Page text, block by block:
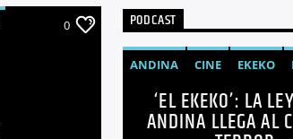
0 PODCAST
ANDINA CINE EKEKO
PELÍCULAS
TENDENCIAS
‘EL EKEKO’: LA
ANDINA LLEGA AL